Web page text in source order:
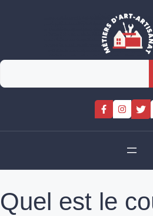
Rechercher
Quel est le